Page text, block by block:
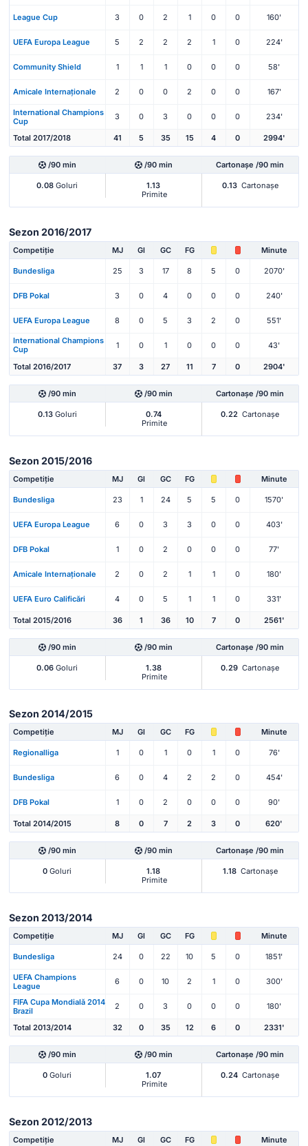
League Cup 3 0 2 1 0 0 160'
UEFA Europa League 5 2 2 2 1 0 224'
Community Shield 1 1 1 0 0 0 58'
Amicale Internaționale 2 0 0 2 0 0 167'
International Champions
Cup
3 0 3 0 0 0 234'
Total 2017/2018 41 5 35 15 4 0 2994'
/90 min /90 min Cartonașe /90 min
0.08 Goluri
1.13
Primite
0.13 Cartonașe
Sezon 2016/2017
Competiție MJ Gl GC FG Minute
Bundesliga 25 3 17 8 5 0 2070'
DFB Pokal 3 0 4 0 0 0 240'
UEFA Europa League 8 0 5 3 2 0 551'
International Champions
Cup
1 0 1 0 0 0 43'
Total 2016/2017 37 3 27 11 7 0 2904'
/90 min /90 min Cartonașe /90 min
0.13Goluri
0.74
Primite
0.22 Cartonașe
Sezon 2015/2016
Competiție MJ Gl GC FG Minute
Bundesliga 23 1 24 5 5 0 1570'
UEFA Europa League 6 0 3 3 0 0 403'
DFB Pokal 1 0 2 0 0 0 77'
Amicale Internaționale 2 0 2 1 1 0 180'
UEFA Euro Calificări 4 0 5 1 1 0 331'
Total 2015/2016 36 1 36 10 7 0 2561'
/90 min /90 min Cartonașe /90 min
0.06 Goluri
1.38
Primite
0.29 Cartonașe
Sezon 2014/2015
Competiție MJ Gl GC FG Minute
Regionalliga 1 0 1 0 1 0 76'
Bundesliga 6 0 4 2 2 0 454'
DFB Pokal 1 0 2 0 0 0 90'
Total 2014/2015 8 0 7 2 3 0 620'
/90 min /90 min Cartonașe /90 min
0 Goluri
1.18
Primite
1.18 Cartonașe
Sezon 2013/2014
Competiție MJ Gl GC FG Minute
Bundesliga 24 0 22 10 5 0 1851'
UEFA Champions
League
6 0 10 2 1 0 300'
FIFA Cupa Mondială 2014
Brazil
2 0 3 0 0 0 180'
Total 2013/2014 32 0 35 12 6 0 2331'
/90 min /90 min Cartonașe /90 min
0 Goluri
1.07
Primite
0.24 Cartonașe
Sezon 2012/2013
Competiție MJ Gl GC FG Minute